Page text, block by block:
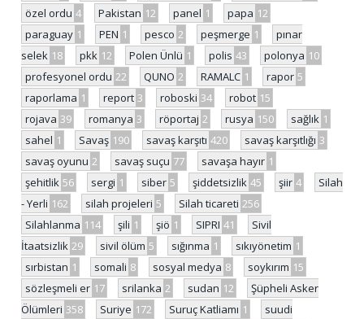
özel ordu 4 Pakistan 12 panel 1 papa 12
paraguay 1 PEN 1 pesco 2 peşmerge 1
pınar
selek 18 pkk 12 Polen Ünlü 1 polis 43 polonya 10
profesyonel ordu 22 QUNO 2 RAMALC 1 rapor 5
raporlama 1 report 3 roboski 34 robot 15
rojava 39 romanya 3 röportaj 2 rusya 150 sağlık 1
sahel 1 Savaş 190 savaş karşıtı 420 savaş karşıtlığı 3
savaş oyunu 2 savaş suçu 77 savaşa hayır 1
şehitlik 56 sergi 1 siber 5 şiddetsizlik 45 şiir 4
Silah
- Yerli 162 silah projeleri 5 Silah ticareti 256
Silahlanma 114 şili 1 şiö 1 SIPRI 41
Sivil
İtaatsizlik 29 sivil ölüm 5 sığınma 1 sıkıyönetim 1
sırbistan 1 somali 8 sosyal medya 8 soykırım 15
sözleşmeli er 17 srilanka 2 sudan 12
Şüpheli Asker
Ölümleri 358 Suriye 172 Suruç Katliamı 1
suudi